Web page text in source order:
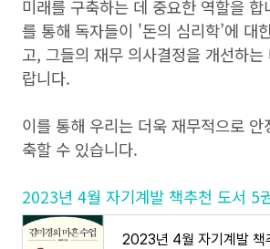
미래를 구축하는 데 중요한 역할을
를 통해 독자들이 '돈의 심리학’에 대
고, 그들의 재무 의사결정을 개선하
랍니다.
이를 통해 우리는 더욱 재무적으로
축할 수 있습니다.
2023년 4월 자기계발 책추천 도서 5
2023년 4월 자기계발 책